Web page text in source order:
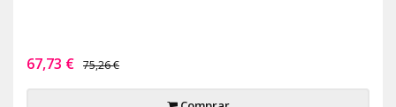
67,73 € 75,26 €